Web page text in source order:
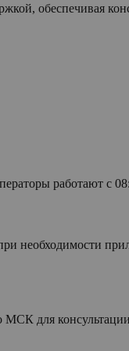
обеспечивая
работают с
необходимости
МСК для